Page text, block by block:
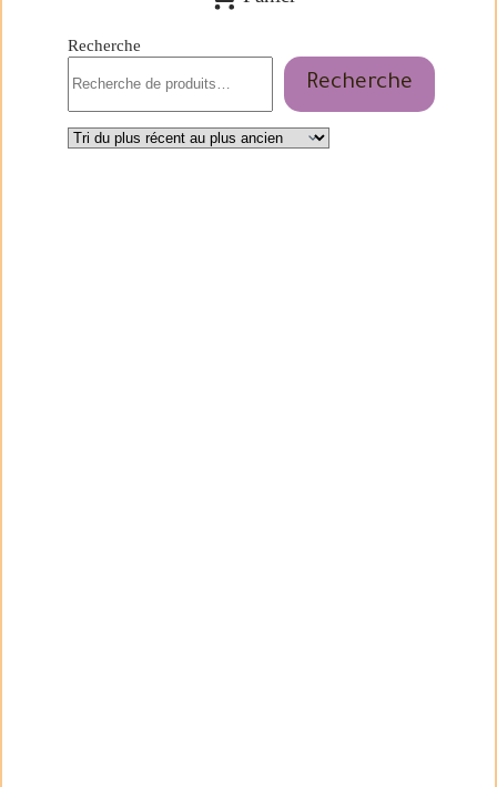
Recherche
Recherche